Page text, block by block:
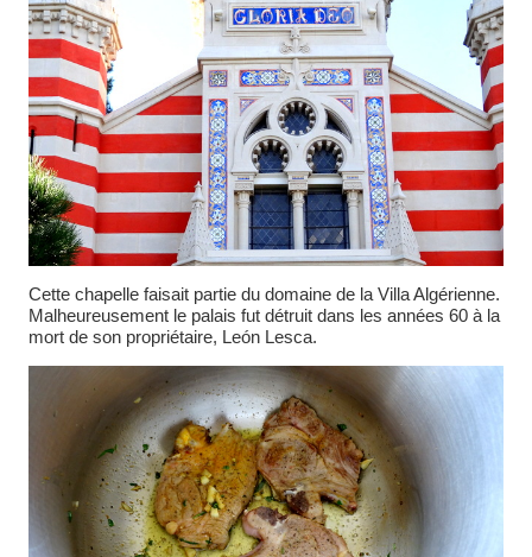
Cette chapelle faisait partie du domaine de la Villa Algérienne.
Malheureusement le palais fut détruit dans les années 60 à la
mort de son propriétaire, León Lesca.